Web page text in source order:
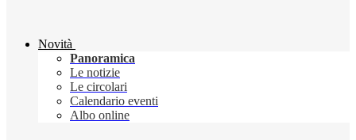
Novità
Panoramica
Le notizie
Le circolari
Calendario eventi
Albo online